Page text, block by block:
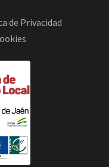
de Privacidad